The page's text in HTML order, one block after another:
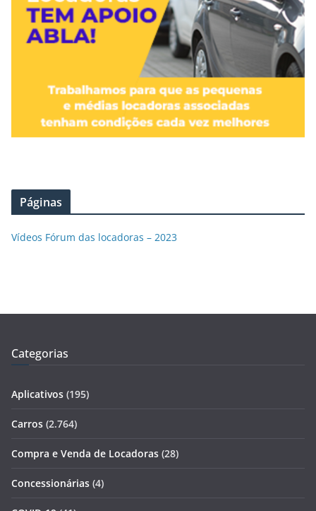
Páginas
Vídeos Fórum das locadoras – 2023
Categorias
Aplicativos (195)
Carros (2.764)
Compra e Venda de Locadoras (28)
Concessionárias (4)